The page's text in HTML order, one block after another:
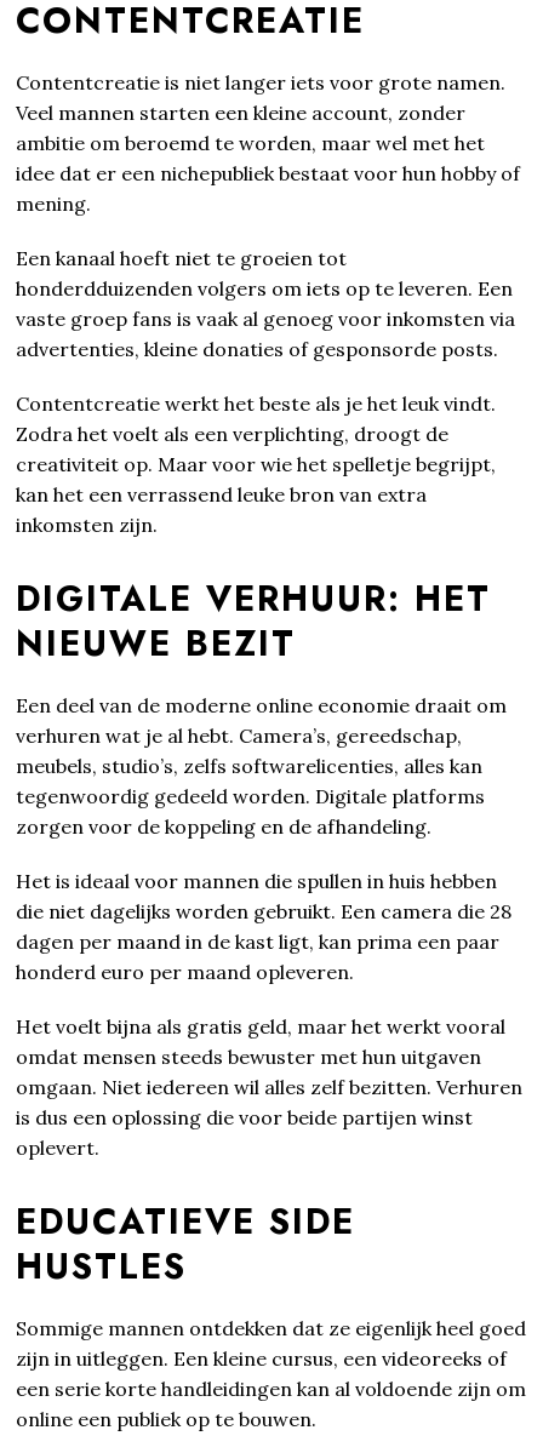
CONTENTCREATIE
Contentcreatie is niet langer iets voor grote namen.
Veel mannen starten een kleine account, zonder
ambitie om beroemd te worden, maar wel met het
idee dat er een nichepubliek bestaat voor hun hobby of
mening.
Een kanaal hoeft niet te groeien tot
honderdduizenden volgers om iets op te leveren. Een
vaste groep fans is vaak al genoeg voor inkomsten via
advertenties, kleine donaties of gesponsorde posts.
Contentcreatie werkt het beste als je het leuk vindt.
Zodra het voelt als een verplichting, droogt de
creativiteit op. Maar voor wie het spelletje begrijpt,
kan het een verrassend leuke bron van extra
inkomsten zijn.
DIGITALE VERHUUR: HET
NIEUWE BEZIT
Een deel van de moderne online economie draait om
verhuren wat je al hebt. Camera’s, gereedschap,
meubels, studio’s, zelfs softwarelicenties, alles kan
tegenwoordig gedeeld worden. Digitale platforms
zorgen voor de koppeling en de afhandeling.
Het is ideaal voor mannen die spullen in huis hebben
die niet dagelijks worden gebruikt. Een camera die 28
dagen per maand in de kast ligt, kan prima een paar
honderd euro per maand opleveren.
Het voelt bijna als gratis geld, maar het werkt vooral
omdat mensen steeds bewuster met hun uitgaven
omgaan. Niet iedereen wil alles zelf bezitten. Verhuren
is dus een oplossing die voor beide partijen winst
oplevert.
EDUCATIEVE SIDE
HUSTLES
Sommige mannen ontdekken dat ze eigenlijk heel goed
zijn in uitleggen. Een kleine cursus, een videoreeks of
een serie korte handleidingen kan al voldoende zijn om
online een publiek op te bouwen.